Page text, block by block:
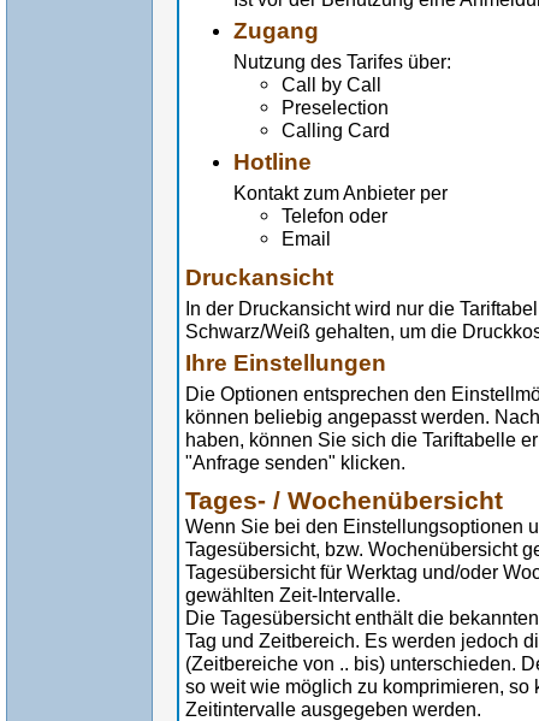
Zugang
Nutzung des Tarifes über:
Call by Call
Preselection
Calling Card
Hotline
Kontakt zum Anbieter per
Telefon oder
Email
Druckansicht
In der Druckansicht wird nur die
Schwarz/Weiß gehalten, um die
Ihre Einstellungen
Die Optionen entsprechen den
können beliebig angepasst werden.
haben, können Sie sich die Tariftabelle
"Anfrage senden" klicken.
Tages- / Wochenübersicht
Wenn Sie bei den Einstellungsoptionen
Tagesübersicht, bzw. Wochenübersicht
Tagesübersicht für Werktag und/oder
gewählten Zeit-Intervalle.
Die Tagesübersicht enthält die
Tag und Zeitbereich. Es werden jedoch
(Zeitbereiche von .. bis) unterschieden.
so weit wie möglich zu komprimieren,
Zeitintervalle ausgegeben werden.